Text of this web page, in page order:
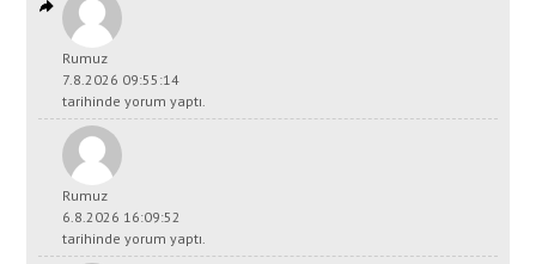
Rumuz
7.8.2026 09:55:14
tarihinde yorum yaptı.
Rumuz
6.8.2026 16:09:52
tarihinde yorum yaptı.